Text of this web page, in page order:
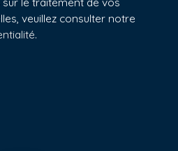
veuillez consulter notre
.